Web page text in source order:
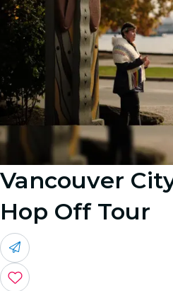
Vancouver
Hop Off Tour